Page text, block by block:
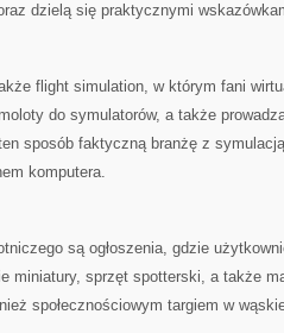
dzielą się praktycznymi
flight simulation, w którym fani
do symulatorów, a także
sposób faktyczną branżę z
komputera.
są ogłoszenia, gdzie
miniatury, sprzęt spotterski, a także
społecznościowym targiem w